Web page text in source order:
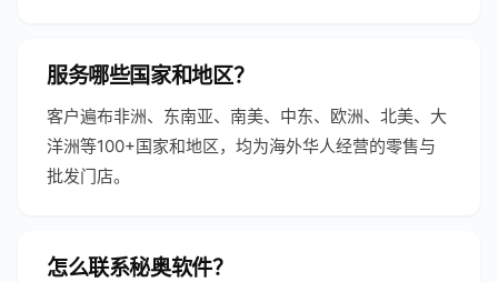
服务哪些国家和地区？
客户遍布非洲、东南亚、南美、中东、欧洲、北美、大
洋洲等100+国家和地区，均为海外华人经营的零售与
批发门店。
怎么联系秘奥软件？